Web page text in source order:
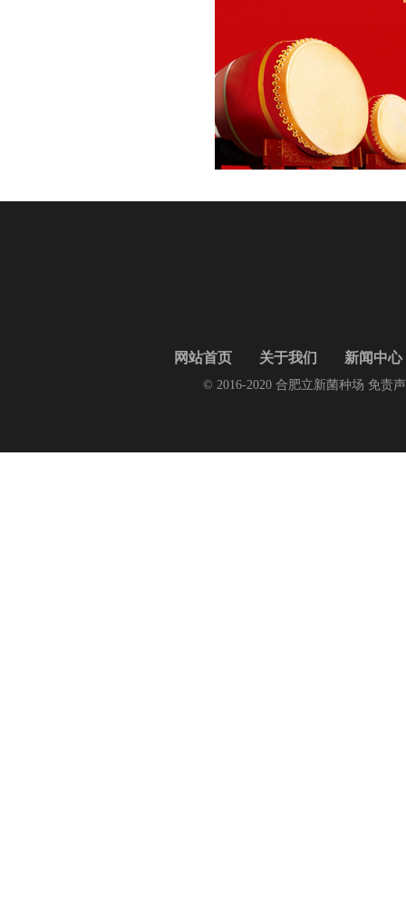
网站首页 关于我们 新闻中心
© 2016-2020 合肥立新菌种场 免责